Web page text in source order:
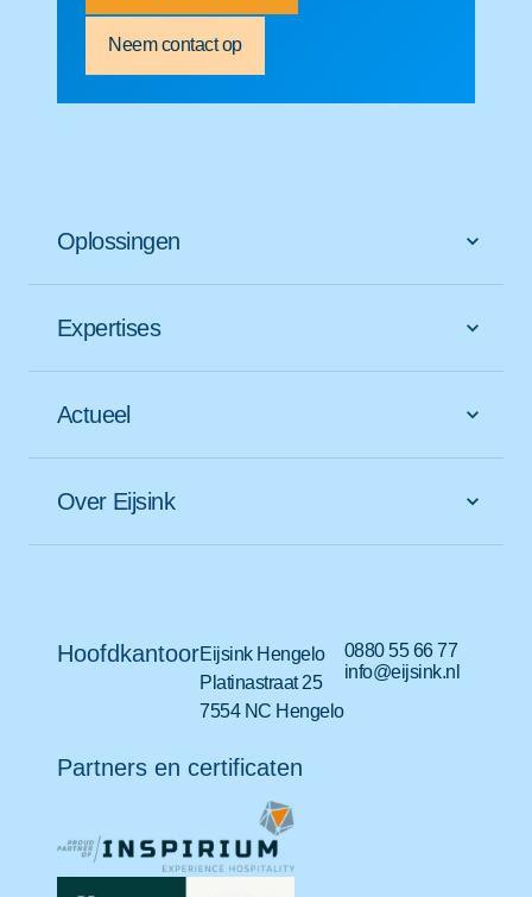
Neem contact op
Oplossingen
Expertises
Actueel
Over Eijsink
HoofdkantoorEijsink Hengelo
Platinastraat 25
7554 NC Hengelo
0880 55 66 77
info@eijsink.nl
Partners en certificaten